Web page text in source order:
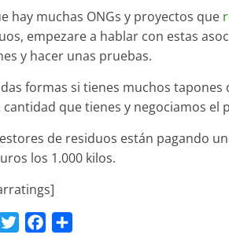
hay muchas ONGs y proyectos que
empezare a hablar con estas
y hacer unas pruebas.
formas si tienes muchos
cantidad que tienes y negociamos el
de residuos están pagando
los 1.000 kilos.
W